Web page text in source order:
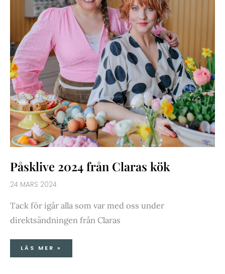
Påsklive 2024 från Claras kök
24 MARS 2024
Tack för igår alla som var med oss under
direktsändningen från Claras
LÄS MER »